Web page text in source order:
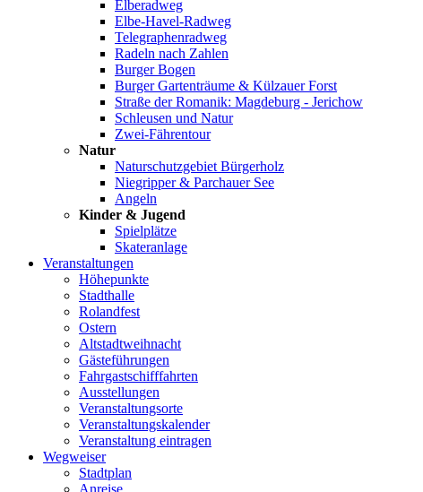
Elberadweg
Elbe-Havel-Radweg
Telegraphenradweg
Radeln nach Zahlen
Burger Bogen
Burger Gartenträume & Külzauer Forst
Straße der Romanik: Magdeburg - Jerichow
Schleusen und Natur
Zwei-Fährentour
Natur
Naturschutzgebiet Bürgerholz
Niegripper & Parchauer See
Angeln
Kinder & Jugend
Spielplätze
Skateranlage
Veranstaltungen
Höhepunkte
Stadthalle
Rolandfest
Ostern
Altstadtweihnacht
Gästeführungen
Fahrgastschifffahrten
Ausstellungen
Veranstaltungsorte
Veranstaltungskalender
Veranstaltung eintragen
Wegweiser
Stadtplan
Anreise